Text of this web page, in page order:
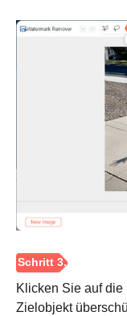
Schritt 2.
Klicken Sie auf die
Zielobjekt